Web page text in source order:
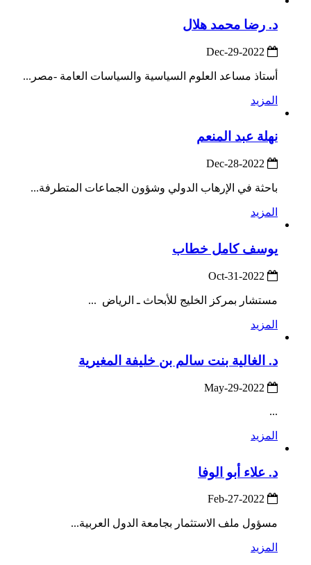
د. رضا محمد هلال
أستاذ مساعد العلوم السياسية والسياسات العامة -مصر...
المزيد
نهلة عبد المنعم
باحثة في الإرهاب الدولي وشؤون الجماعات المتطرفة...
المزيد
يوسف كامل خطاب
مستشار بمركز الخليج للأبحاث ـ الرياض ...
المزيد
د. الغالية بنت سالم بن خليفة المغيرية
...
المزيد
د. علاء أبو الوفا
مسؤول ملف الاستثمار بجامعة الدول العربية...
المزيد